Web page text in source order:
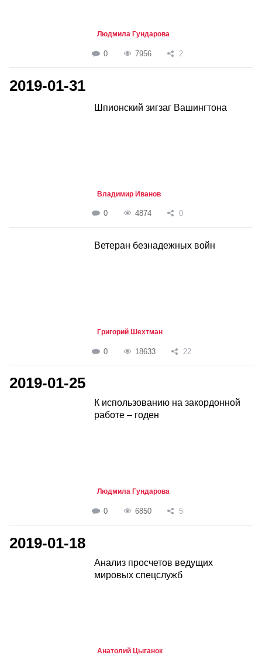
Людмила Гундарова
0 7956 2
2019-01-31
Шпионский зигзаг Вашингтона
Владимир Иванов
0 4874 0
Ветеран безнадежных войн
Григорий Шехтман
0 18633 22
2019-01-25
К использованию на закордонной
работе – годен
Людмила Гундарова
0 6850 5
2019-01-18
Анализ просчетов ведущих
мировых спецслужб
Анатолий Цыганок